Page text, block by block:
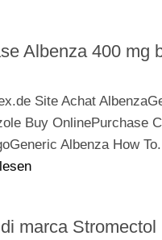
Albenza 400 mg
Site Achat
Buy OnlinePurchase
Albenza How
marca Stromectol